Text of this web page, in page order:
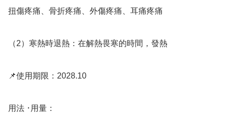
扭傷疼痛、骨折疼痛、外傷疼痛、耳痛疼痛
（2）寒熱時退熱：在解熱畏寒的時間，發熱
📌使用期限：2028.10
用法 ･用量：